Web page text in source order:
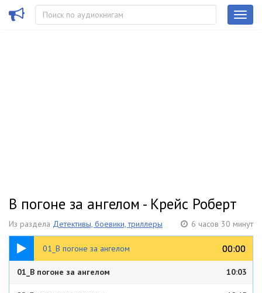
В погоне за ангелом - Крейс Роберт
Из раздела Детективы, боевики, триллеры 6 часов 30 минут
01_В погоне за ангелом 00:00
00:00
10:03
01_В погоне за ангелом 10:03